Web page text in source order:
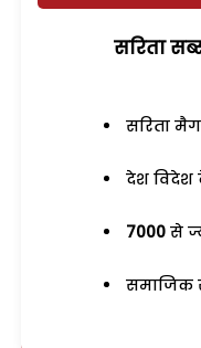
सरिता
सरिता
देश विदेश
7000 से
समाजिक